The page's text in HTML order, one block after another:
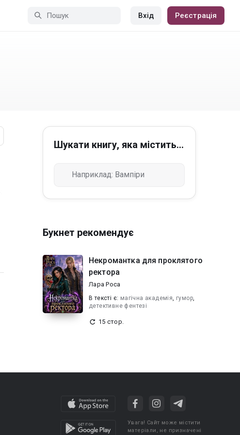
Вхід Реєстрація
Шукати книгу, яка містить...
Букнет рекомендує
Некромантка для проклятого
ректора
Лара Роса
В текcті є: магічна академія, гумор,
детективне фентезі
15 стор.
Увага! Сайт може містити
матеріали, не призначені